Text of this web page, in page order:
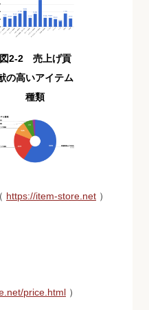
図2-2 売上げ貢
の高いアイテム
種類
（ https://item-store.net ）
price.html ）